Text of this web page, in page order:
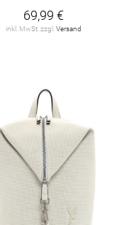
69,99 €
inkl. MwSt. zzgl. Versand